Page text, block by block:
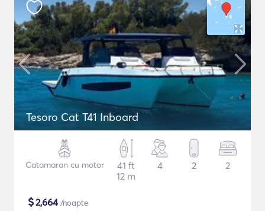
Tesoro Cat T41 Inboard
Catamaran cu motor
41 ft
12 m
4 2 2
$2,664/noapte